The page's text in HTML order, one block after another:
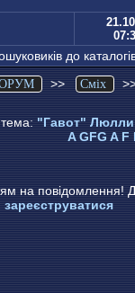
до
>> Сміх
тема:"Гавот" Люлли
A GFG A F
на повідомлення!
зареєструватися